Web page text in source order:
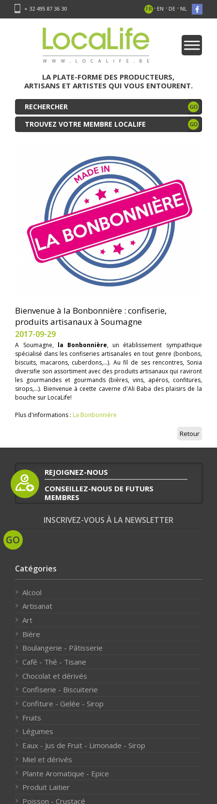
+ 32 495 87 36 30 FR - EN - DE - NL
LA PLATE-FORME DES PRODUCTEURS,
ARTISANS ET ARTISTES QUI VOUS ENTOURENT.
TROUVEZ VOTRE MEMBRE LOCALIFE
Bienvenue à la Bonbonnière : confiserie,
produits artisanaux à Soumagne
2017-09-29
A Soumagne, la Bonbonnière, un établissement sympathique
spécialisé dans les confiseries artisanales en tout genre (bonbons,
biscuits, macarons, cuberdons,...). Au fil de ses rencontres, Sonia
diversifie son assortiment avec des produits artisanaux qui raviront
les gourmandes et gourmands (bières, vins, apéros, confitures,
sirops,...). Bienvenue à ceette caverne d'Ali Baba des plaisirs de la
bouche sur LocaLife!
Plus d'informations : La Bonbonnière
Retour
REJOIGNEZ-NOUS
CONSEILLEZ-NOUS DE FUTURS
MEMBRES
INSCRIVEZ-VOUS À LA NEWSLETTER
Catégories
Alcool
Artisanat
Art
Bière
Boulangerie - Pâtisserie
Café - Thé - Tisane
Chocolat et dérivés
Confiserie - Biscuiterie
Confiture - Gelée - Sirop
Fruits
Légumes
Eaux - Jus de Fruit - Limonade - Sirop
Miel et dérivés
Plante Aromatique - Epice
Produit Laitier
Poisson - Crustacé